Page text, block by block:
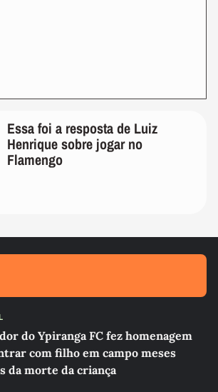
Essa foi a resposta de Luiz
Henrique sobre jogar no
Flamengo
do Ypiranga FC fez homenagem
com filho em campo meses
da morte da criança